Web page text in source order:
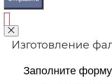
Изготовление
Заполните